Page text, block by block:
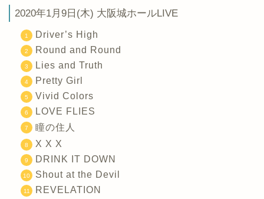
2020年1月9日(木) 大阪城ホールLIVE
Driver’s High
Round and Round
Lies and Truth
Pretty Girl
Vivid Colors
LOVE FLIES
瞳の住人
X X X
DRINK IT DOWN
Shout at the Devil
REVELATION